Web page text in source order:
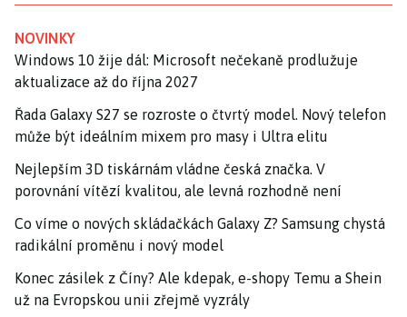
NOVINKY
Windows 10 žije dál: Microsoft nečekaně prodlužuje
aktualizace až do října 2027
Řada Galaxy S27 se rozroste o čtvrtý model. Nový telefon
může být ideálním mixem pro masy i Ultra elitu
Nejlepším 3D tiskárnám vládne česká značka. V
porovnání vítězí kvalitou, ale levná rozhodně není
Co víme o nových skládačkách Galaxy Z? Samsung chystá
radikální proměnu i nový model
Konec zásilek z Číny? Ale kdepak, e-shopy Temu a Shein
už na Evropskou unii zřejmě vyzrály